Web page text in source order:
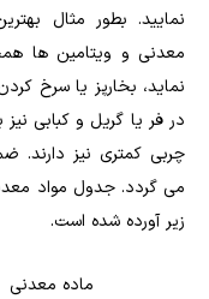
نمایید. بطور مثال
معدنی و ویتامین ها
نماید، بخارپز یا سرخ
در فر یا گریل و کبابی
چربی کمتری نیز
می گردد. جدول مواد
زیر آورده شده است.
ماده معدنی